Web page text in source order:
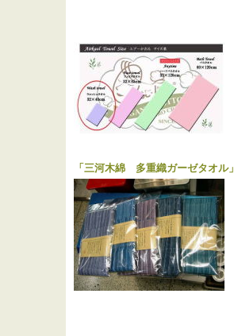
「 三河木綿 多重織ガーゼタオル」